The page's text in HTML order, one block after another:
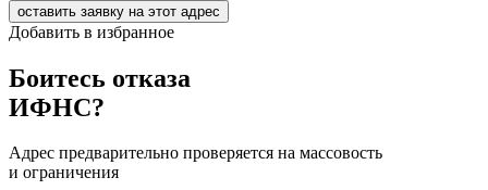
оставить заявку на этот адрес
Добавить в избранное
Боитесь отказа
ИФНС?
Адрес предварительно проверяется на массовость
и ограничения